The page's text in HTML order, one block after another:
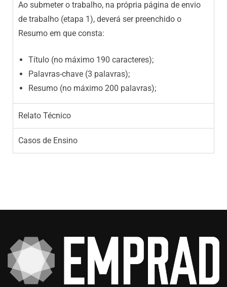
Ao submeter o trabalho, na própria página de envio
de trabalho (etapa 1), deverá ser preenchido o
Resumo em que consta:
Título (no máximo 190 caracteres);
Palavras-chave (3 palavras);
Resumo (no máximo 200 palavras);
Relato Técnico​
Casos de Ensino